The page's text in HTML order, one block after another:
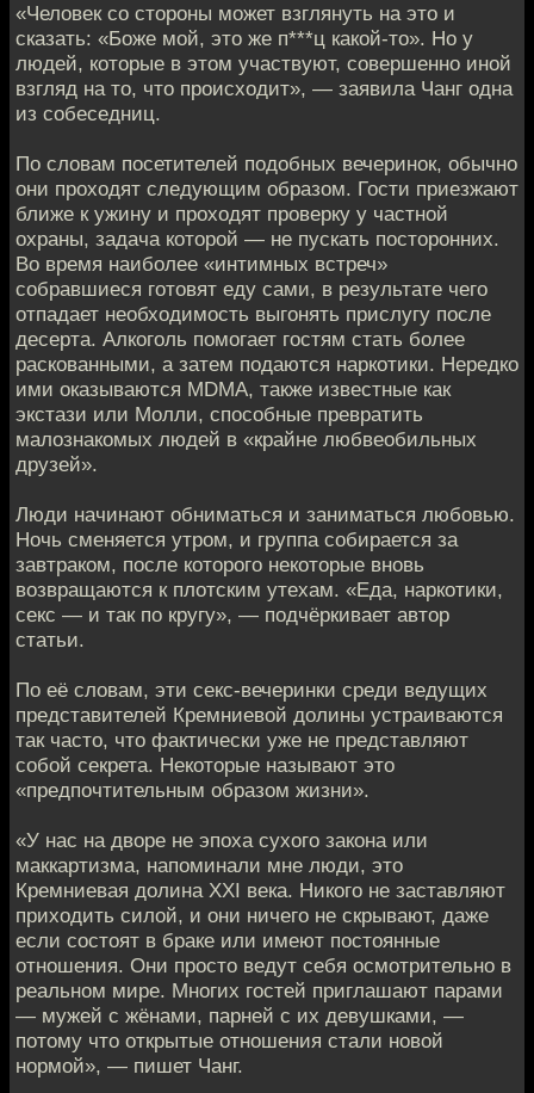
«Человек со стороны может взглянуть на это и
сказать: «Боже мой, это же п***ц какой-то». Но у
людей, которые в этом участвуют, совершенно иной
взгляд на то, что происходит», — заявила Чанг одна
из собеседниц.
По словам посетителей подобных вечеринок, обычно
они проходят следующим образом. Гости приезжают
ближе к ужину и проходят проверку у частной
охраны, задача которой — не пускать посторонних.
Во время наиболее «интимных встреч»
собравшиеся готовят еду сами, в результате чего
отпадает необходимость выгонять прислугу после
десерта. Алкоголь помогает гостям стать более
раскованными, а затем подаются наркотики. Нередко
ими оказываются MDMA, также известные как
экстази или Молли, способные превратить
малознакомых людей в «крайне любвеобильных
друзей».
Люди начинают обниматься и заниматься любовью.
Ночь сменяется утром, и группа собирается за
завтраком, после которого некоторые вновь
возвращаются к плотским утехам. «Еда, наркотики,
секс — и так по кругу», — подчёркивает автор
статьи.
По её словам, эти секс-вечеринки среди ведущих
представителей Кремниевой долины устраиваются
так часто, что фактически уже не представляют
собой секрета. Некоторые называют это
«предпочтительным образом жизни».
«У нас на дворе не эпоха сухого закона или
маккартизма, напоминали мне люди, это
Кремниевая долина XXI века. Никого не заставляют
приходить силой, и они ничего не скрывают, даже
если состоят в браке или имеют постоянные
отношения. Они просто ведут себя осмотрительно в
реальном мире. Многих гостей приглашают парами
— мужей с жёнами, парней с их девушками, —
потому что открытые отношения стали новой
нормой», — пишет Чанг.